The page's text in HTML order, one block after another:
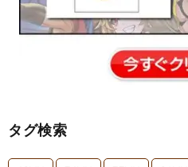
タグ検索